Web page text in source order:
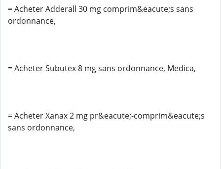
= Acheter Adderall 30 mg comprim&eacute;s sans
ordonnance,
= Acheter Subutex 8 mg sans ordonnance, Medica,
= Acheter Xanax 2 mg pr&eacute;-comprim&eacute;s
sans ordonnance,